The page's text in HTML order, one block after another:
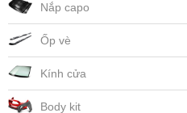
Nắp capo
Ốp vè
Kính cửa
Body kit